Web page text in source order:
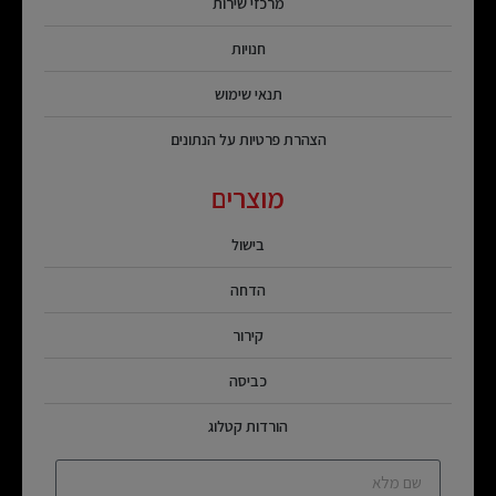
חנויות
תנאי שימוש
הצהרת פרטיות על הנתונים
מוצרים
בישול
הדחה
קירור
כביסה
הורדות קטלוג